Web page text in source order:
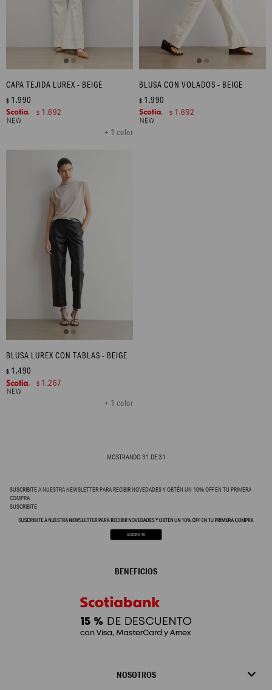
CAPA TEJIDA LUREX - BEIGE
+ 1 color
$ 1.990
$ 1.692
BLUSA CON VOLADOS - BEIGE
$ 1.990
$ 1.692
BLUSA LUREX CON TABLAS - BEIGE
+ 1 color
$ 1.490
$ 1.267
MOSTRANDO 31 DE31
SUSCRIBITE A NUESTRA NEWSLETTER PARA RECIBIR NOVEDADES Y OBTÉN UN 10% OFF EN TU PRIMERA
COMPRA
SUSCRIBITE
NOSOTROS
BENEFICIOS